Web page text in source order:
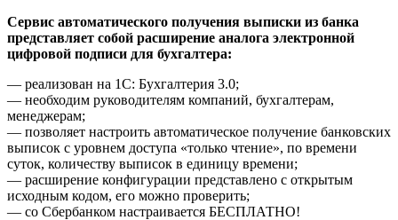
Сервис автоматического получения выписки из банка
представляет собой расширение аналога электронной
цифровой подписи для бухгалтера:
— реализован на 1С: Бухгалтерия 3.0;
— необходим руководителям компаний, бухгалтерам,
менеджерам;
— позволяет настроить автоматическое получение банковских
выписок с уровнем доступа «только чтение», по времени
суток, количеству выписок в единицу времени;
— расширение конфигурации представлено с открытым
исходным кодом, его можно проверить;
— со Сбербанком настраивается БЕСПЛАТНО!